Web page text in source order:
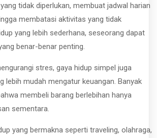
tidak diperlukan, membuat jadwal harian
membatasi aktivitas yang tidak
yang lebih sederhana, seseorang dapat
benar-benar penting.
stres, gaya hidup simpel juga
lebih mudah mengatur keuangan. Banyak
membeli barang berlebihan hanya
sementara.
yang bermakna seperti traveling, olahraga,